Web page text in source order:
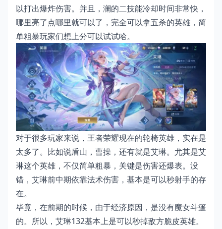
以打出爆炸伤害。并且，澜的二技能冷却时间非常快，
哪里亮了点哪里就可以了，完全可以拿五杀的英雄，简
单粗暴玩家们想上分可以试试哈。
对于很多玩家来说，王者荣耀现在的轮椅英雄，实在是
太多了。比如说盾山，曹操，还有就是艾琳。尤其是艾
琳这个英雄，不仅简单粗暴，关键是伤害还爆表。没
错，艾琳前中期依靠法术伤害，基本是可以秒射手的存
在。
毕竟，在前期的时候，由于经济原因，是没有魔女斗篷
的。所以，艾琳132基本上是可以秒掉敌方脆皮英雄。